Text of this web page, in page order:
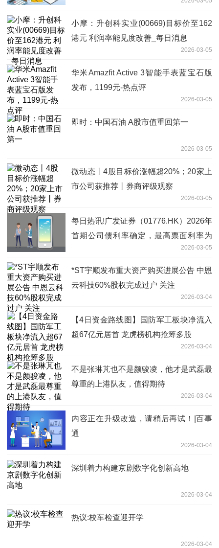
小摩：升创科实业(00669)目标价至162
港元 利润率能见度改善_每日消息
2026-03-05
华米Amazfit Active 3智能手表蓝宝石版
发布，1199元-热点评
2026-03-05
即时：中国石油 A股市值重回第一
2026-03-05
微动态丨4股目标价涨幅超20%；20家上
市公司获推荐丨券商评级观察
2026-03-05
每日热讯!广发证券（01776.HK）2026年
首期公司债利率确定，最高票面利率为
2026-03-05
*ST宇顺发布重大资产购买进展公告 中恩
云科技60%股权完成过户 关注
2026-03-04
【4日资金路线图】国防军工板块净流入
超67亿元居首 龙虎榜机构抢筹多股
2026-03-04
不是张琳芃也不是颜骏凌，他才是武磊最
尊重的上港队友，值得期待
2026-03-04
内容正在升级改造，请稍后再试！|百事
通
2026-03-04
深圳着力构建京剧数字化创新高地
2026-03-04
热议:校车检查迎开学
2026-03-04